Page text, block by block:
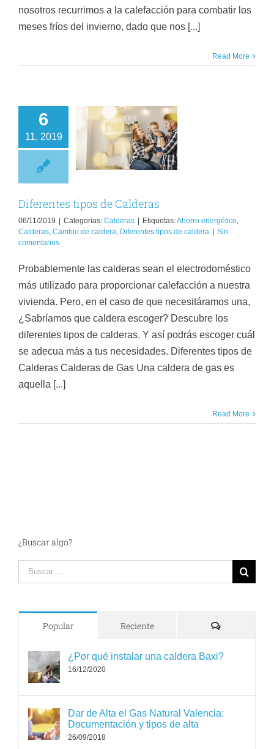
nosotros recurrimos a la calefacción para combatir los
meses fríos del invierno, dado que nos [...]
Read More
6
11, 2019
tipos de
Calderas
Calderas
Diferentes tipos de Calderas
06/11/2019 Categorías: Calderas Etiquetas:Ahorro energético,
Calderas, Cambio de caldera, Diferentes tipos de caldera
Sin
comentarios
Probablemente las calderas sean el electrodoméstico
más utilizado para proporcionar calefacción a nuestra
vivienda. Pero, en el caso de que necesitáramos una,
¿Sabríamos que caldera escoger? Descubre los
diferentes tipos de calderas. Y así podrás escoger cuál
se adecua más a tus necesidades. Diferentes tipos de
Calderas Calderas de Gas Una caldera de gas es
aquella [...]
Read More
¿Buscar algo?
Search
for:
Popular Reciente Comments
¿Por qué instalar una caldera Baxi?
16/12/2020
Dar de Alta el Gas Natural Valencia:
Documentación y tipos de alta
26/09/2018